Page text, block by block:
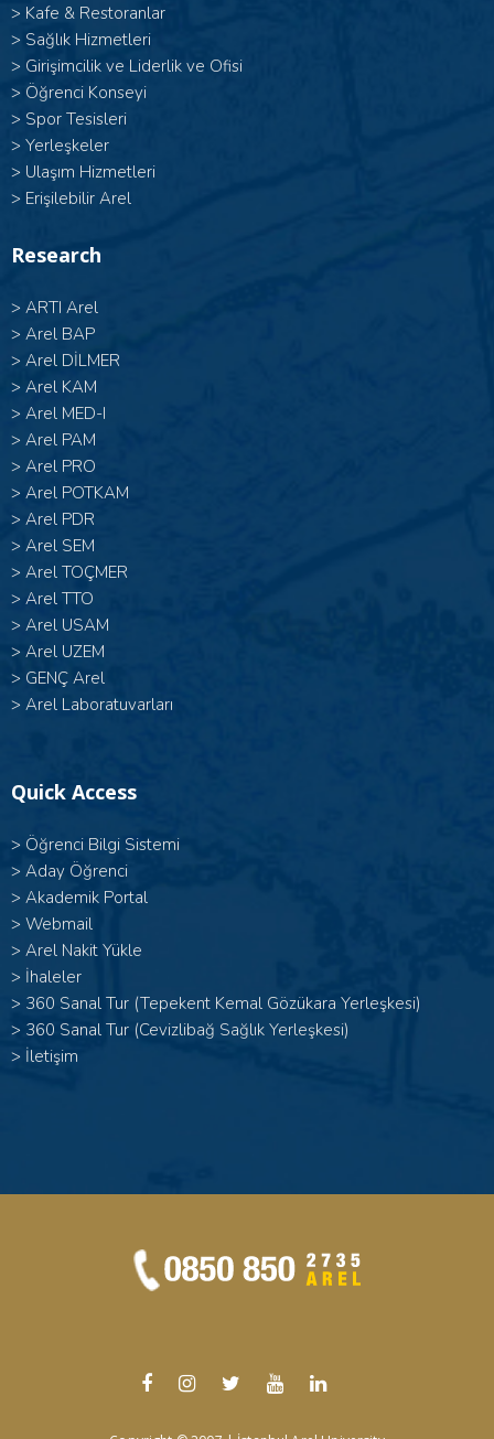
> Kafe & Restoranlar
> Sağlık Hizmetleri
> Girişimcilik ve Liderlik ve Ofisi
> Öğrenci Konseyi
> Spor Tesisleri
> Yerleşkeler
> Ulaşım Hizmetleri
> Erişilebilir Arel
Research
> ARTI Arel
> Arel BAP
> Arel DİLMER
> Arel KAM
> Arel MED-I
> Arel PAM
> Arel PRO
> Arel POTKAM
> Arel PDR
> Arel SEM
> Arel TOÇMER
> Arel TTO
> Arel USAM
> Arel UZEM
> GENÇ Arel
> Arel Laboratuvarları
Quick Access
> Öğrenci Bilgi Sistemi
> Aday Öğrenci
> Akademik Portal
> Webmail
> Arel Nakit Yükle
> İhaleler
> 360 Sanal Tur (Tepekent Kemal Gözükara Yerleşkesi)
> 360 Sanal Tur (Cevizlibağ Sağlık Yerleşkesi)
> İletişim